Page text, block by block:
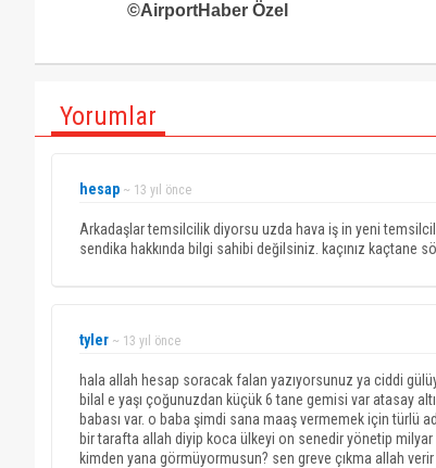
©AirportHaber Özel
Yorumlar
hesap ~ 13 yıl önce
Arkadaşlar temsilcilik diyorsu uzda hava iş in yeni
sendika hakkında bilgi sahibi değilsiniz. kaçınız kaçtane
tyler ~ 13 yıl önce
hala allah hesap soracak falan yazıyorsunuz ya ciddi
bilal e yaşı çoğunuzdan küçük 6 tane gemisi var atasay
babası var. o baba şimdi sana maaş vermemek için türlü
bir tarafta allah diyip koca ülkeyi on senedir yönetip
kimden yana görmüyormusun? sen greve çıkma allah verir